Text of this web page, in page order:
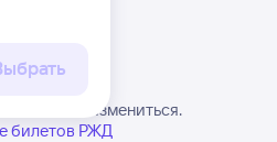
может измениться.
билетов РЖД